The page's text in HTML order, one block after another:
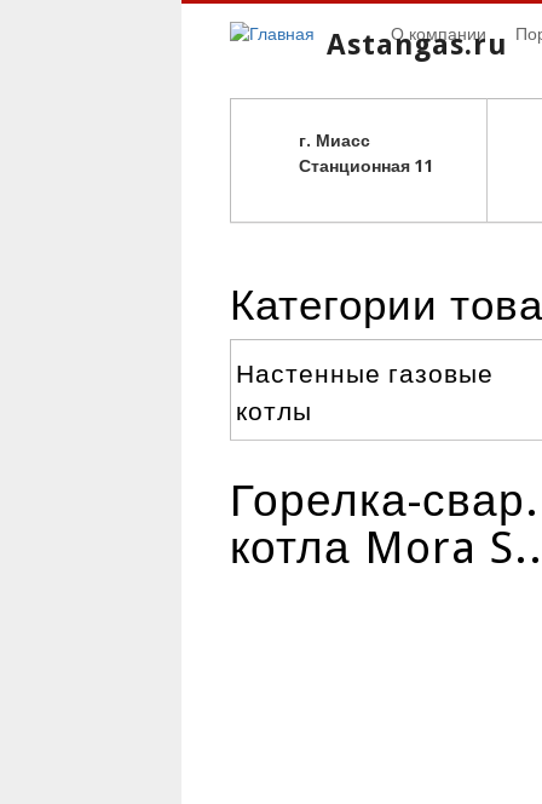
Astangas.ru
г. Миасс
Станционная 11
О компании
Категории
Настенные газовые
котлы
Горелка-
котла Mora